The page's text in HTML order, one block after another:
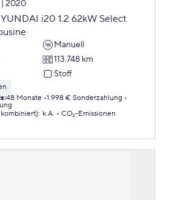
| 2020
i20 1.2 62kW Select
Manuell
113.748 km
Stoff
:48 Monate 1.998 € Sonderzahlung
: k.A.
CO₂-Emissionen